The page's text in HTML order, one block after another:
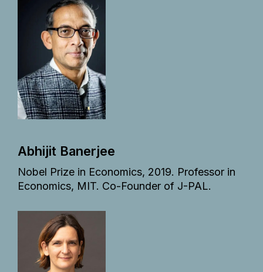
Abhijit Banerjee
Nobel Prize in Economics, 2019. Professor in
Economics, MIT. Co-Founder of J-PAL.